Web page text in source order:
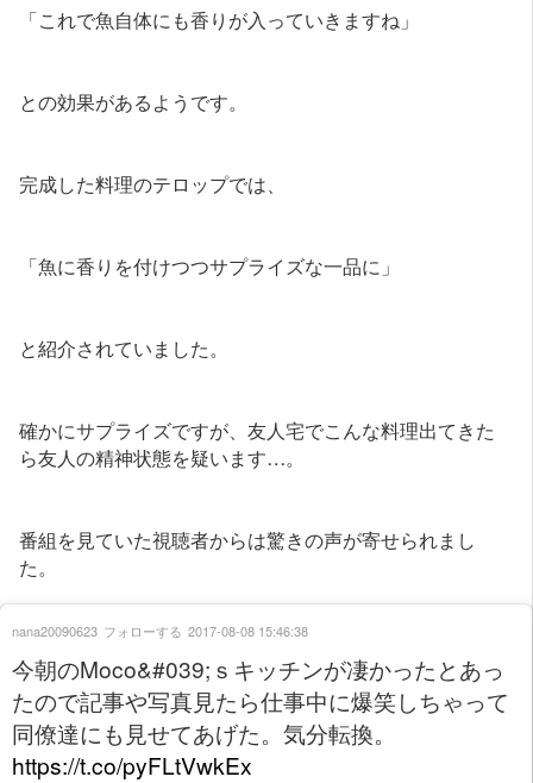
「これで魚自体にも香りが入っていきますね」
との効果があるようです。
完成した料理のテロップでは、
「魚に香りを付けつつサプライズな一品に」
と紹介されていました。
確かにサプライズですが、友人宅でこんな料理出てきた
ら友人の精神状態を疑います…。
番組を見ていた視聴者からは驚きの声が寄せられまし
た。
今朝のMoco&#039;ｓキッチンが凄かったとあっ
たので記事や写真見たら仕事中に爆笑しちゃって
同僚達にも見せてあげた。気分転換。
https://t.co/pyFLtVwkEx
nana20090623 フォローする 2017-08-08 15:46:38